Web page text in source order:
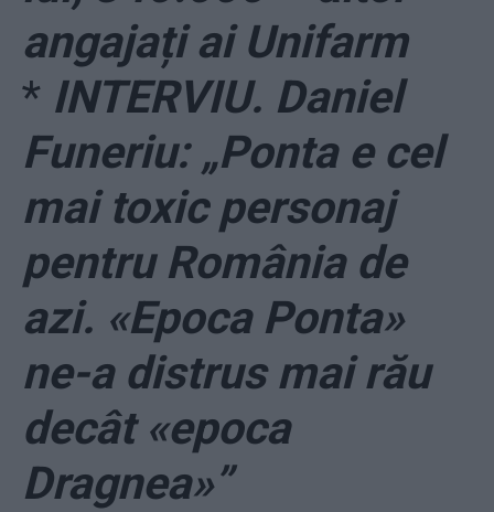
angajați ai Unifarm
* INTERVIU. Daniel
Funeriu: „Ponta e cel
mai toxic personaj
pentru România de
azi. «Epoca Ponta»
ne-a distrus mai rău
decât «epoca
Dragnea»”